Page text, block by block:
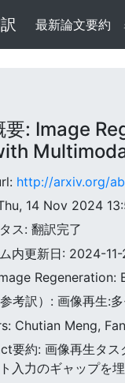
最新論文要約
要: Image
http://arxiv.org/
14 Nov 2024
ス: 翻訳完了
内更新日: 2024-
考訳）: 画像再生:
Chutian Meng,
要約: 画像再生タス
入力のギャップを